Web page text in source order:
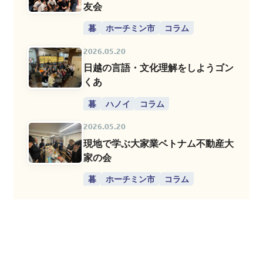
友会
暮 ホーチミン市 コラム
2026.05.20
日越の言語・文化理解をしようゴン
くあ
暮 ハノイ コラム
2026.05.20
現地で学ぶ大家業ベトナム不動産大
家の会
暮 ホーチミン市 コラム